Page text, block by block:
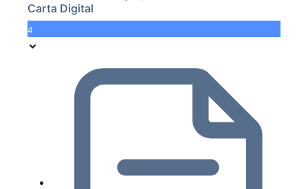
Carta Digital
4